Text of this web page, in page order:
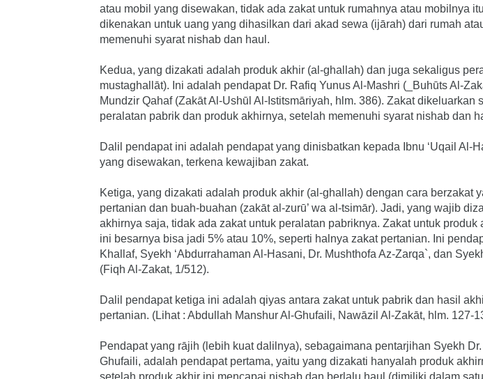
atau mobil yang disewakan, tidak ada zakat untuk rumahnya atau mobilnya
dikenakan untuk uang yang dihasilkan dari akad sewa (ijārah) dari rumah
memenuhi syarat nishab dan haul.
Kedua, yang dizakati adalah produk akhir (al-ghallah) dan juga sekaligus
mustaghallāt). Ini adalah pendapat Dr. Rafiq Yunus Al-Mashri (_Buhūts Al-
Mundzir Qahaf (Zakāt Al-Ushūl Al-Istitsmāriyah, hlm. 386). Zakat dikeluarkan
peralatan pabrik dan produk akhirnya, setelah memenuhi syarat nishab dan
Dalil pendapat ini adalah pendapat yang dinisbatkan kepada Ibnu ‘Uqail Al-
yang disewakan, terkena kewajiban zakat.
Ketiga, yang dizakati adalah produk akhir (al-ghallah) dengan cara berzakat
pertanian dan buah-buahan (zakāt al-zurū’ wa al-tsimār). Jadi, yang wajib
akhirnya saja, tidak ada zakat untuk peralatan pabriknya. Zakat untuk produk
ini besarnya bisa jadi 5% atau 10%, seperti halnya zakat pertanian. Ini
Khallaf, Syekh ‘Abdurrahaman Al-Hasani, Dr. Mushthofa Az-Zarqa`, dan
(Fiqh Al-Zakat, 1/512).
Dalil pendapat ketiga ini adalah qiyas antara zakat untuk pabrik dan hasil
pertanian. (Lihat : Abdullah Manshur Al-Ghufaili, Nawāzil Al-Zakāt, hlm. 127-
Pendapat yang rājih (lebih kuat dalilnya), sebagaimana pentarjihan Syekh
Ghufaili, adalah pendapat pertama, yaitu yang dizakati hanyalah produk
setelah produk akhir ini mencapai nishab dan berlalu haul (dimiliki dalam